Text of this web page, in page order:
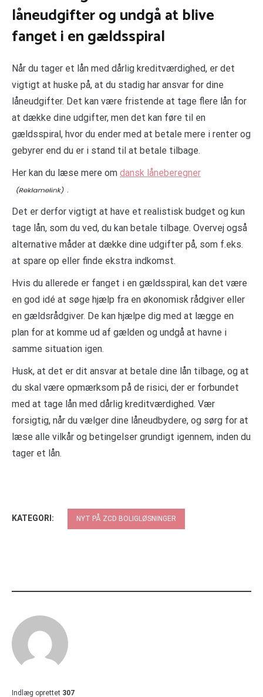
låneudgifter og undgå at blive
fanget i en gældsspiral
Når du tager et lån med dårlig kreditværdighed, er det
vigtigt at huske på, at du stadig har ansvar for dine
låneudgifter. Det kan være fristende at tage flere lån for
at dække dine udgifter, men det kan føre til en
gældsspiral, hvor du ender med at betale mere i renter og
gebyrer end du er i stand til at betale tilbage.
Her kan du læse mere om dansk låneberegner
.
Det er derfor vigtigt at have et realistisk budget og kun
tage lån, som du ved, du kan betale tilbage. Overvej også
alternative måder at dække dine udgifter på, som f.eks.
at spare op eller finde ekstra indkomst.
Hvis du allerede er fanget i en gældsspiral, kan det være
en god idé at søge hjælp fra en økonomisk rådgiver eller
en gældsrådgiver. De kan hjælpe dig med at lægge en
plan for at komme ud af gælden og undgå at havne i
samme situation igen.
Husk, at det er dit ansvar at betale dine lån tilbage, og at
du skal være opmærksom på de risici, der er forbundet
med at tage lån med dårlig kreditværdighed. Vær
forsigtig, når du vælger dine låneudbydere, og sørg for at
læse alle vilkår og betingelser grundigt igennem, inden du
tager et lån.
KATEGORI: NYT PÅ ZCD BOLIGLØSNINGER
Indlæg oprettet 307